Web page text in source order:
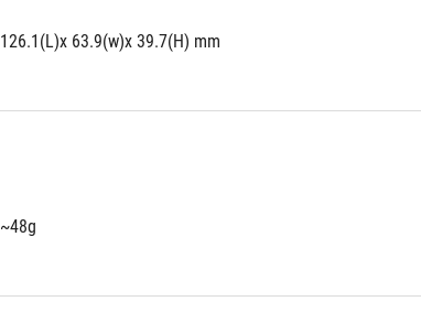
126.1(L)x 63.9(w)x 39.7(H) mm
~48g